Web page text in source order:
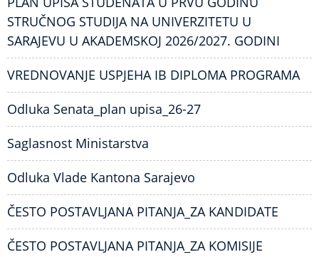
STRUČNOG STUDIJA NA UNIVERZITETU U
SARAJEVU U AKADEMSKOJ 2026/2027. GODINI
VREDNOVANJE USPJEHA IB DIPLOMA PROGRAMA
Odluka Senata_plan upisa_26-27
Saglasnost Ministarstva
Odluka Vlade Kantona Sarajevo
ČESTO POSTAVLJANA PITANJA_ZA KANDIDATE
ČESTO POSTAVLJANA PITANJA_ZA KOMISIJE